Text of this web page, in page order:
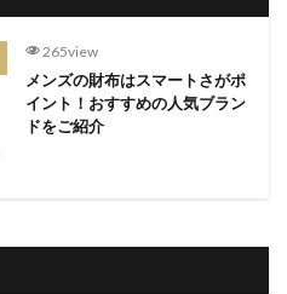
265view
メンズの財布はスマートさがポ
イント！おすすめの人気ブラン
ドをご紹介